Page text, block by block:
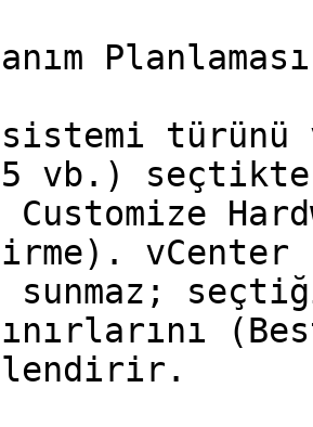
türünü
vb.)
vCenter
sunmaz;